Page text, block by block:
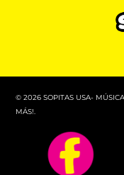
© 2026 SOPITAS USA-
MÁS!.